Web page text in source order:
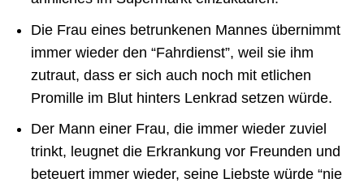
Die Frau eines betrunkenen Mannes übernimmt
immer wieder den “Fahrdienst”, weil sie ihm
zutraut, dass er sich auch noch mit etlichen
Promille im Blut hinters Lenkrad setzen würde.
Der Mann einer Frau, die immer wieder zuviel
trinkt, leugnet die Erkrankung vor Freunden und
beteuert immer wieder, seine Liebste würde “nie